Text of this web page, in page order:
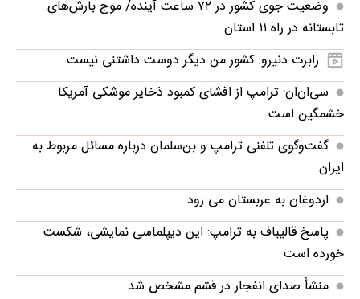
وضعیت جوی کشور در ۷۲ ساعت آینده/ موج بارش‌های
تابستانه در راه ۱۱ استان
رابرت دنیرو: کشور من دیگر دوست داشتنی نیست
سی‌ان‌ان: ترامپ از افشای کمبود ذخایر موشکی آمریکا
خشمگین است
گفت‌وگوی تلفنی ترامپ و بن‌سلمان درباره مسائل مربوط به
ایران
اردوغان به عربستان می رود
پاسخ قالیباف به ترامپ: این دیپلماسی نمایشی، شکست
خورده است
منشأ صدای انفجار در قشم مشخص شد